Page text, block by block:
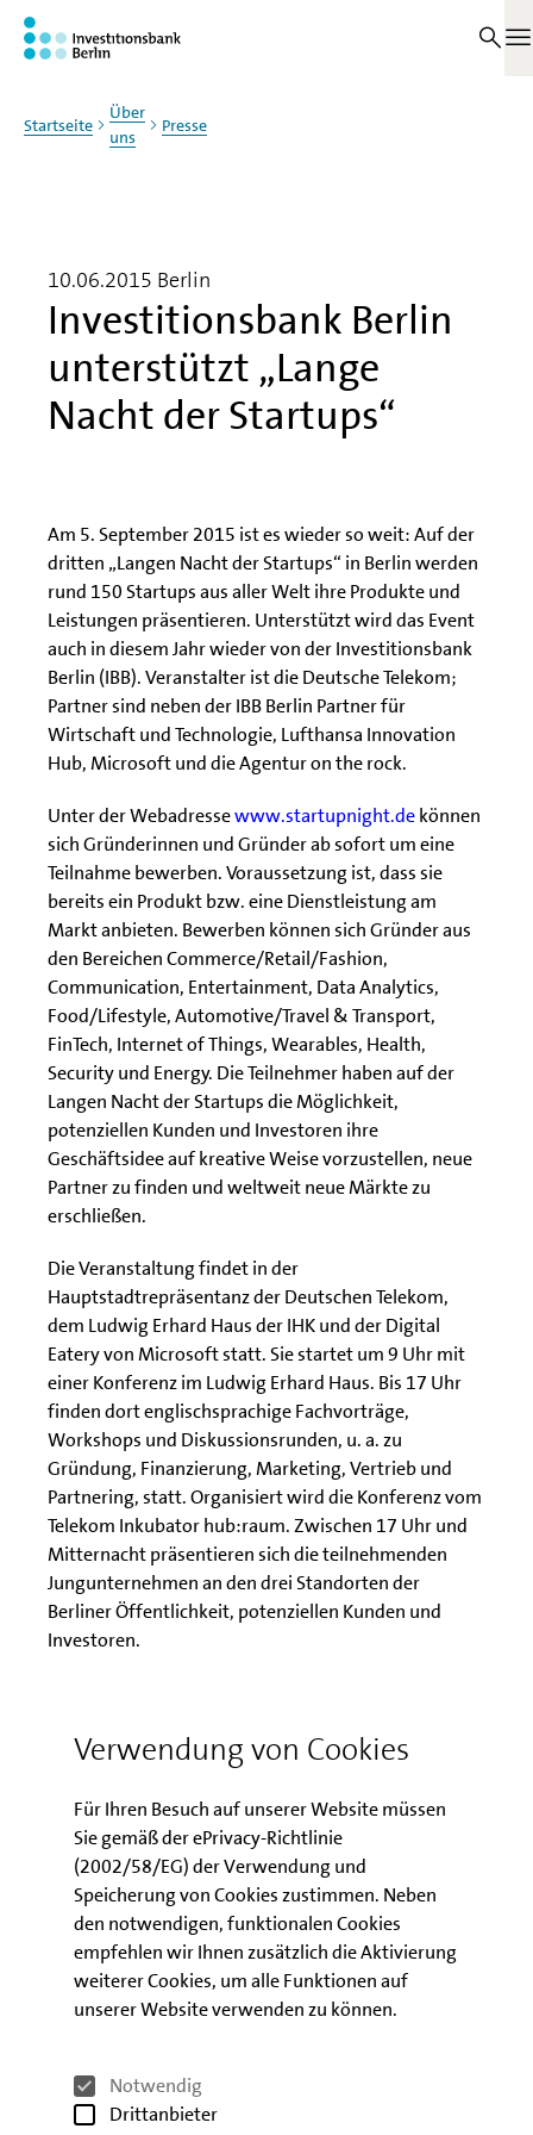
Verwendung von Cookies
Für Ihren Besuch auf unserer Website müssen
Sie gemäß der ePrivacy-Richtlinie
(2002/58/EG) der Verwendung und
Speicherung von Cookies zustimmen. Neben
den notwendigen, funktionalen Cookies
empfehlen wir Ihnen zusätzlich die Aktivierung
weiterer Cookies, um alle Funktionen auf
unserer Website verwenden zu können.
Notwendig
Drittanbieter
Zum Haupinhalt springen
Startseite
Über
uns
Presse
Investitionsbank Berlin
unterstützt „Lange
Nacht der Startups“
10.06.2015 Berlin
Am 5. September 2015 ist es wieder so weit: Auf der
dritten „Langen Nacht der Startups“ in Berlin werden
rund 150 Startups aus aller Welt ihre Produkte und
Leistungen präsentieren. Unterstützt wird das Event
auch in diesem Jahr wieder von der Investitionsbank
Berlin (IBB). Veranstalter ist die Deutsche Telekom;
Partner sind neben der IBB Berlin Partner für
Wirtschaft und Technologie, Lufthansa Innovation
Hub, Microsoft und die Agentur on the rock.
Unter der Webadressewww.startupnight.dekönnen
sich Gründerinnen und Gründer ab sofort um eine
Teilnahme bewerben. Voraussetzung ist, dass sie
bereits ein Produkt bzw. eine Dienstleistung am
Markt anbieten. Bewerben können sich Gründer aus
den Bereichen Commerce/Retail/Fashion,
Communication, Entertainment, Data Analytics,
Food/Lifestyle, Automotive/Travel & Transport,
FinTech, Internet of Things, Wearables, Health,
Security und Energy. Die Teilnehmer haben auf der
Langen Nacht der Startups die Möglichkeit,
potenziellen Kunden und Investoren ihre
Geschäftsidee auf kreative Weise vorzustellen, neue
Partner zu finden und weltweit neue Märkte zu
erschließen.
Die Veranstaltung findet in der
Hauptstadtrepräsentanz der Deutschen Telekom,
dem Ludwig Erhard Haus der IHK und der Digital
Eatery von Microsoft statt. Sie startet um 9 Uhr mit
einer Konferenz im Ludwig Erhard Haus. Bis 17 Uhr
finden dort englischsprachige Fachvorträge,
Workshops und Diskussionsrunden, u. a. zu
Gründung, Finanzierung, Marketing, Vertrieb und
Partnering, statt. Organisiert wird die Konferenz vom
Telekom Inkubator hub:raum. Zwischen 17 Uhr und
Mitternacht präsentieren sich die teilnehmenden
Jungunternehmen an den drei Standorten der
Berliner Öffentlichkeit, potenziellen Kunden und
Investoren.
Ansprechpartner